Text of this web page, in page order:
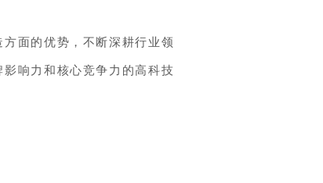
面的优势，不断深耕行业领
响力和核心竞争力的高科技